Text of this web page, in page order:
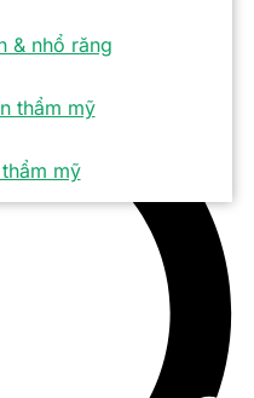
& nhổ răng
thẩm mỹ
mỹ